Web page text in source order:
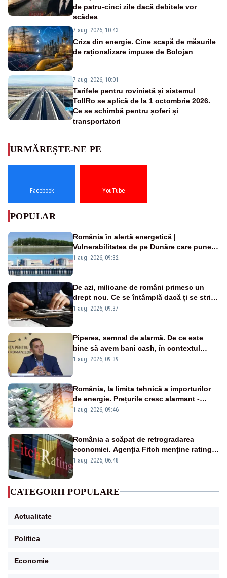
de patru-cinci zile dacă debitele vor
scădea
7 aug. 2026, 10:43
Criza din energie. Cine scapă de măsurile
de raționalizare impuse de Bolojan
7 aug. 2026, 10:01
Tarifele pentru rovinietă și sistemul
TollRo se aplică de la 1 octombrie 2026.
Ce se schimbă pentru șoferi și
transportatori
URMĂREȘTE-NE PE
Facebook YouTube
POPULAR
România în alertă energetică |
Vulnerabilitatea de pe Dunăre care pune
în pericol Centrala Cernavodă era
1 aug. 2026, 09:32
De azi, milioane de români primesc un
drept nou. Ce se întâmplă dacă ți se strică
un produs
1 aug. 2026, 09:37
Piperea, semnal de alarmă. De ce este
bine să avem bani cash, în contextul
alertei energetice?
1 aug. 2026, 09:39
România, la limita tehnică a importurilor
de energie. Prețurile cresc alarmant -
Analiză Realitatea Plus
1 aug. 2026, 09:46
România a scăpat de retrogradarea
economiei. Agenția Fitch menține ratingul
„BBB-” cu perspectivă negativă
1 aug. 2026, 06:48
CATEGORII POPULARE
Actualitate
Politica
Economie